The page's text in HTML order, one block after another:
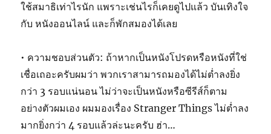
ใช้สมาธิเท่าไรนัก แพราะเช่นไรก็เคยดูไปแล้ว บันเทิงใจ
กับ หนังออนไลน์ และก็พักสมองได้เลย
• ความชอบส่วนตัว: ถ้าหากเป็นหนังโปรดหรือหนังที่ใช่
เชื่อเถอะครับผมว่า พวกเราสามารถมองได้ไม่ต่ำลงยิ่ง
กว่า 3 รอบแน่นอน ไม่ว่าจะเป็นหนังหรือซีรีส์ก็ตาม
อย่างตัวผมเอง ผมมองเรื่อง Stranger Things ไม่ต่ำลง
มากยิ่งกว่า 4 รอบแล้วล่ะนะครับ ฮ่า…